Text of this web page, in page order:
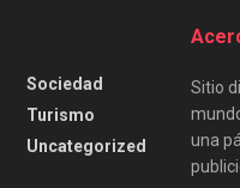
Sociedad
Turismo
Uncategorized
Sitio
una